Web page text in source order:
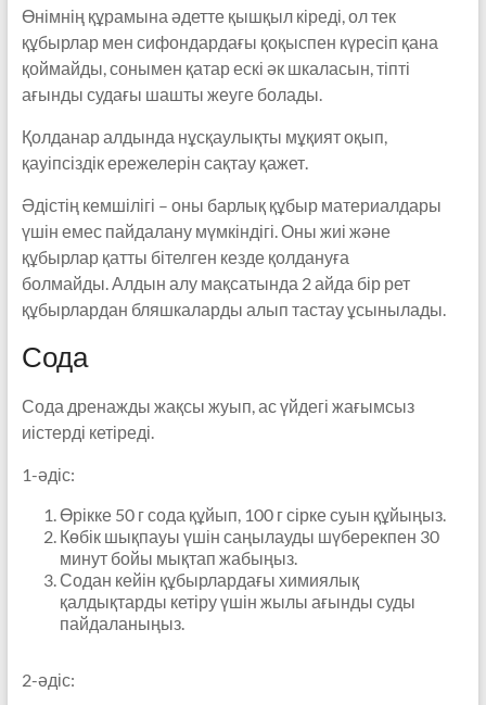
Өнімнің құрамына әдетте қышқыл кіреді, ол тек
құбырлар мен сифондардағы қоқыспен күресіп қана
қоймайды, сонымен қатар ескі әк шкаласын, тіпті
ағынды судағы шашты жеуге болады.
Қолданар алдында нұсқаулықты мұқият оқып,
қауіпсіздік ережелерін сақтау қажет.
Әдістің кемшілігі – оны барлық құбыр материалдары
үшін емес пайдалану мүмкіндігі. Оны жиі және
құбырлар қатты бітелген кезде қолдануға
болмайды. Алдын алу мақсатында 2 айда бір рет
құбырлардан бляшкаларды алып тастау ұсынылады.
Сода
Сода дренажды жақсы жуып, ас үйдегі жағымсыз
иістерді кетіреді.
1-әдіс:
Өрікке 50 г сода құйып, 100 г сірке суын құйыңыз.
Көбік шықпауы үшін саңылауды шүберекпен 30
минут бойы мықтап жабыңыз.
Содан кейін құбырлардағы химиялық
қалдықтарды кетіру үшін жылы ағынды суды
пайдаланыңыз.
2-әдіс: